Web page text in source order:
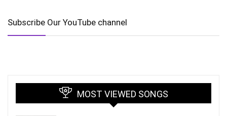
Subscribe Our YouTube channel
MOST VIEWED SONGS